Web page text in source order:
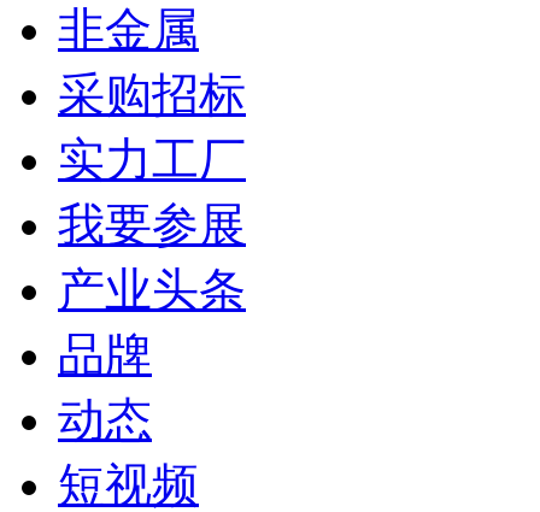
非金属
采购招标
实力工厂
我要参展
产业头条
品牌
动态
短视频